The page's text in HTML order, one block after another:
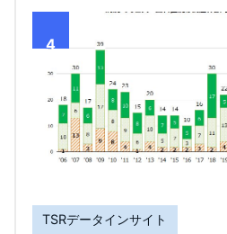
4
TSRデータインサイト